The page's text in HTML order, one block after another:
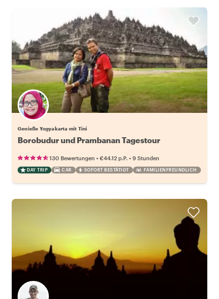
Genieße Yogyakarta mit Tini
Borobudur und Prambanan Tagestour
130 Bewertungen • €44.12 p.P. • 9 Stunden
DAY TRIP CAR SOFORT BESTÄTIGT FAMILIENFREUNDLICH